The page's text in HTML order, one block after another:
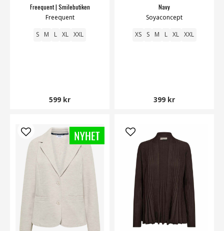
Freequent | Smilebutiken
Freequent
S M L XL XXL
599 kr
Navy
Soyaconcept
XS S M L XL XXL
399 kr